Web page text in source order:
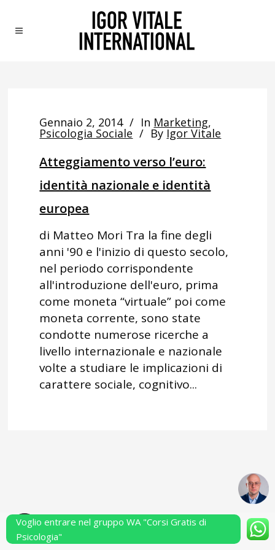
Gennaio 2, 2014 In Marketing,
Psicologia Sociale By Igor Vitale
Atteggiamento verso l’euro:
identità nazionale e identità
europea
di Matteo Mori Tra la fine degli
anni '90 e l'inizio di questo secolo,
nel periodo corrispondente
all'introduzione dell'euro, prima
come moneta “virtuale” poi come
moneta corrente, sono state
condotte numerose ricerche a
livello internazionale e nazionale
volte a studiare le implicazioni di
carattere sociale, cognitivo...
Powered by Performarsi S.a.s.
Voglio entrare nel gruppo WA "Corsi Gratis di
Psicologia"